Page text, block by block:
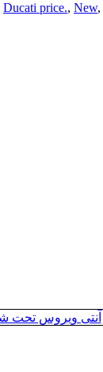
Ducati price., New,
آنتی ویروس تحت